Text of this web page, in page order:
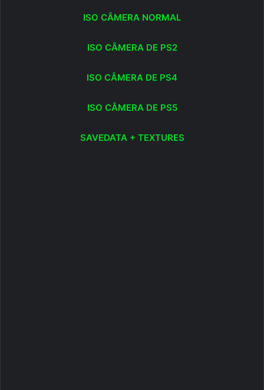
ISO CÂMERA NORMAL
ISO CÂMERA DE PS2
ISO CÂMERA DE PS4
ISO CÂMERA DE PS5
SAVEDATA + TEXTURES